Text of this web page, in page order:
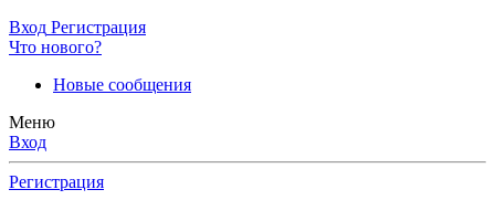
Вход Регистрация
Что нового?
Новые сообщения
Меню
Вход
Регистрация